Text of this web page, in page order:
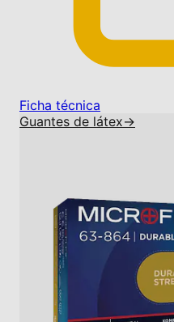
Ficha técnica
Guantes de látex→